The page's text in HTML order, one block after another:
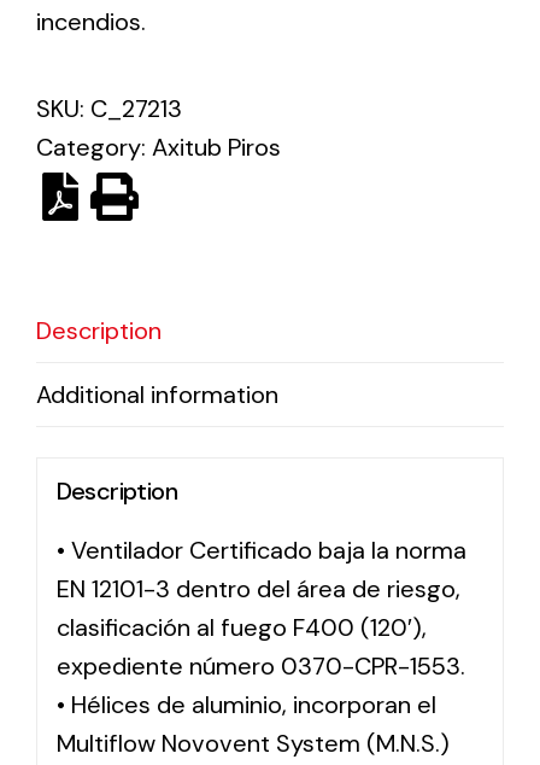
Solar lighting
Variety of solar solutions for all kinds of needs.
incendios.
SKU: C_27213
Category: Axitub Piros
Description
Additional information
Description
• Ventilador Certificado baja la norma
EN 12101-3 dentro del área de riesgo,
clasificación al fuego F400 (120′),
expediente número 0370-CPR-1553.
• Hélices de aluminio, incorporan el
Multiflow Novovent System (M.N.S.)